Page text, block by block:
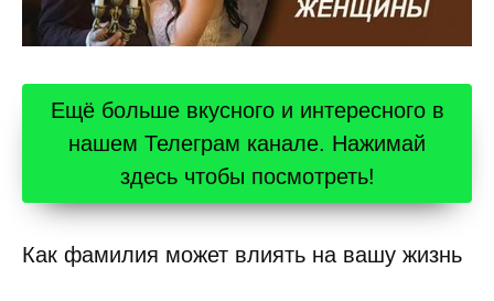
Ещё больше вкусного и интересного в
нашем Телеграм канале. Нажимай
здесь чтобы посмотреть!
Как фамилия может влиять на вашу жизнь